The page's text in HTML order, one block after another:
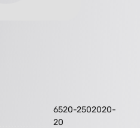
6520-2502020-
20